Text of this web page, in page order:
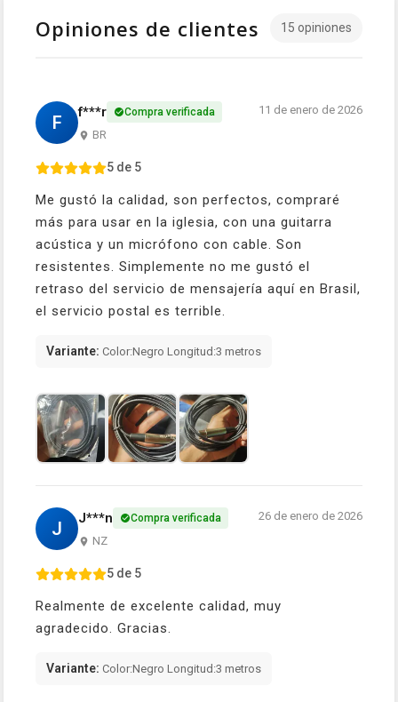
Opiniones de clientes 15 opiniones
F f***r Compra verificada
BR
11 de enero de 2026
5 de 5
Me gustó la calidad, son perfectos, compraré
más para usar en la iglesia, con una guitarra
acústica y un micrófono con cable. Son
resistentes. Simplemente no me gustó el
retraso del servicio de mensajería aquí en Brasil,
el servicio postal es terrible.
Variante: Color:Negro Longitud:3 metros
J J***n Compra verificada
NZ
26 de enero de 2026
5 de 5
Realmente de excelente calidad, muy
agradecido. Gracias.
Variante: Color:Negro Longitud:3 metros